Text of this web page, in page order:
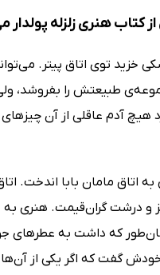
کتاب هنری زلزله
خزید توی اتاق پیتر.
طبیعتش را بفروشد،
هیچ آدم عاقلی از آن
اتاق مامان بابا اندخت.
و درشت گران‌قیمت. هنری به
که داشت به عطرهای
خودش گفت که اگر یکی از